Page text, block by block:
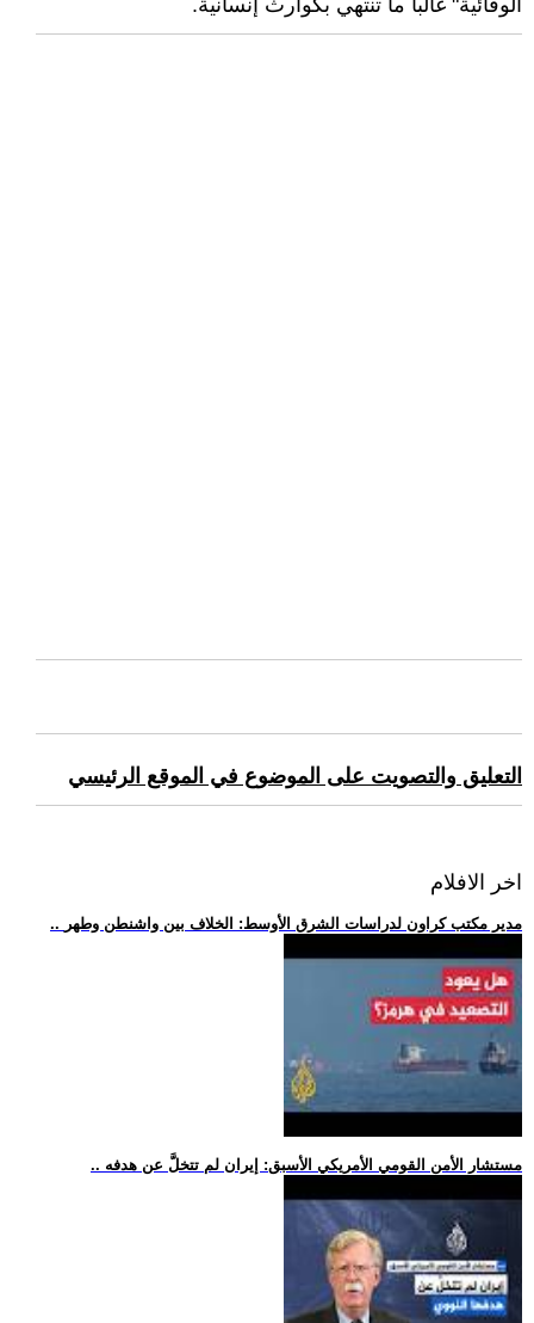
الوقائية" غالباً ما تنتهي بكوارث إنسانية.
التعليق والتصويت على الموضوع في الموقع الرئيسي
اخر الافلام
.. مدير مكتب كراون لدراسات الشرق الأوسط: الخلاف بين واشنطن وطهر
.. مستشار الأمن القومي الأمريكي الأسبق: إيران لم تتخلَّ عن هدفه